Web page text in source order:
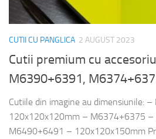
CUTII CU PANGLICA 2 AUGUST 2023
Cutii premium cu
M6390+6391,
Cutiile din imagine au dimensiunile:
120x120x120mm – M6374+6375
M6490+6491 – 120x120x150mm